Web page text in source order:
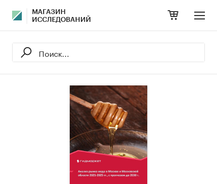
МАГАЗИН
ИССЛЕДОВАНИЙ